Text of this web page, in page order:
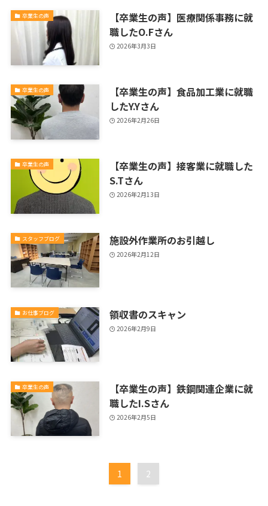
卒業生の声
【卒業生の声】医療関係事務に就
職したO.Fさん
2026年3月3日
卒業生の声
【卒業生の声】食品加工業に就職
したY.Yさん
2026年2月26日
卒業生の声
【卒業生の声】接客業に就職した
S.Tさん
2026年2月13日
スタッフブログ 施設外作業所のお引越し
2026年2月12日
お仕事ブログ 領収書のスキャン
2026年2月9日
卒業生の声
【卒業生の声】鉄鋼関連企業に就
職したI.Sさん
2026年2月5日
1 2